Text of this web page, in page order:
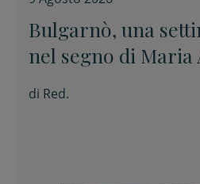
Bulgarnò, una
nel segno di Maria
di Red.